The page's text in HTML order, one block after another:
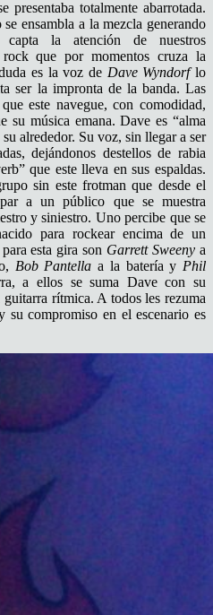
presentaba totalmente abarrotada.
ensambla a la mezcla generando
la atención de nuestros
que por momentos cruza la
es la voz de Dave Wyndorflo
ser la impronta de la banda. Las
este navegue, con comodidad,
su música emana. Dave es “alma
alrededor. Su voz, sin llegar a ser
dejándonos destellos de rabia
que este lleva en sus espaldas.
sin este frotman que desde el
a un público que se muestra
y siniestro. Uno percibe que se
para rockear encima de un
esta gira son Garrett Sweeny a
Bob Pantella a la batería y Phil
a ellos se suma Dave con su
rítmica. A todos les rezuma
compromiso en el escenario es